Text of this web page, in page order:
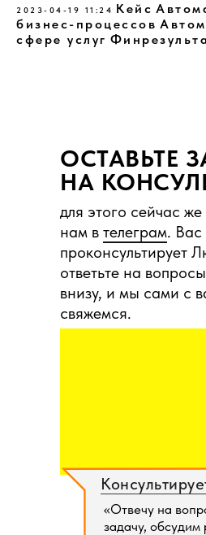
2023-04-19 11:24 Кейс
бизнес-процессов
сфере услуг
«Отвечу на
задачу,
для этого сейчас
нам в телеграм. Вас
проконсультирует
ответьте на
внизу, и мы сами с
свяжемся.
ОСТАВЬТЕ
НА